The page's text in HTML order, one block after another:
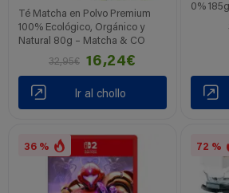
Té Matcha en Polvo Premium
100% Ecológico, Orgánico y
Natural 80g – Matcha & CO
32,95€
16,24€
Ir al chollo
0% 185g
36 % 72 %